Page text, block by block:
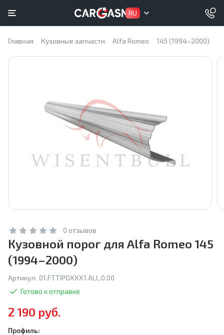
RU
Главная Кузовные запчасти Alfa Romeo 145 (1994–2000)
0 отзывов
Кузовной порог для Alfa Romeo 145
(1994–2000)
Артикул: 01.FTTIPOXXX1.ALL.0.00
Готово к отправке
2 190 руб.
Профиль: